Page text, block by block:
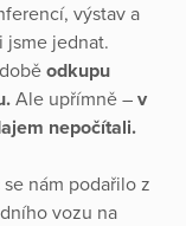
výstav a
jsme jednat.
odkupu
Ale upřímně – v
nepočítali.
se nám podařilo z
vozu na